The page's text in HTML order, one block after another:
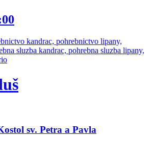
sv. Petra a Pavla